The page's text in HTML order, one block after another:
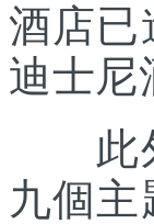
酒店已
迪士尼
此外
九個